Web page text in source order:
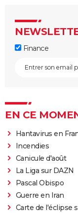
Finance
EN CE
Hantavirus en
Incendies
Canicule d'août
La Liga sur DAZN
Pascal Obispo
Guerre en Iran
Carte de l'éclipse